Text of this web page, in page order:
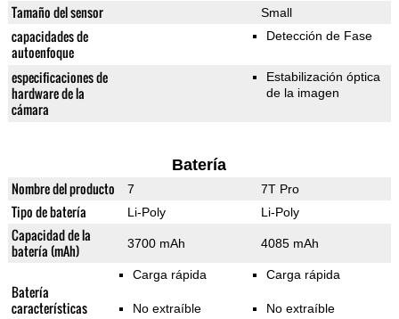
Tamaño del sensor Small
capacidades de
autoenfoque
Detección de Fase
especificaciones de
hardware de la
cámara
Estabilización óptica
de la imagen
Batería
Nombre del producto 7 7T Pro
Tipo de batería Li-Poly Li-Poly
Capacidad de la
batería (mAh)
3700 mAh 4085 mAh
Batería
características
Carga rápida
No extraíble
Carga rápida
No extraíble